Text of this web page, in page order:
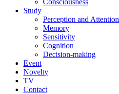
Consciousness
Study
Perception and Attention
Memory
Sensitivity
Cognition
Decision-making
Event
Novelty
TV
Contact